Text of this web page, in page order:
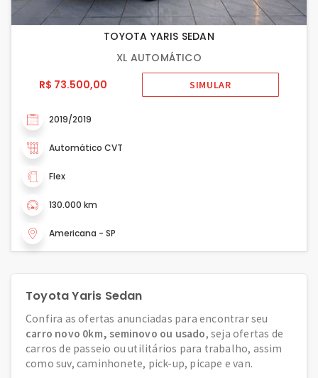
TOYOTA YARIS SEDAN
XL AUTOMÁTICO
R$ 73.500,00
SIMULAR
2019/2019
Automático CVT
Flex
130.000 km
Americana - SP
Toyota Yaris Sedan
Confira as ofertas anunciadas para encontrar seu
carro novo 0km, seminovo ou usado, seja ofertas de
carros de passeio ou utilitários para trabalho, assim
como suv, caminhonete, pick-up, picape e van.